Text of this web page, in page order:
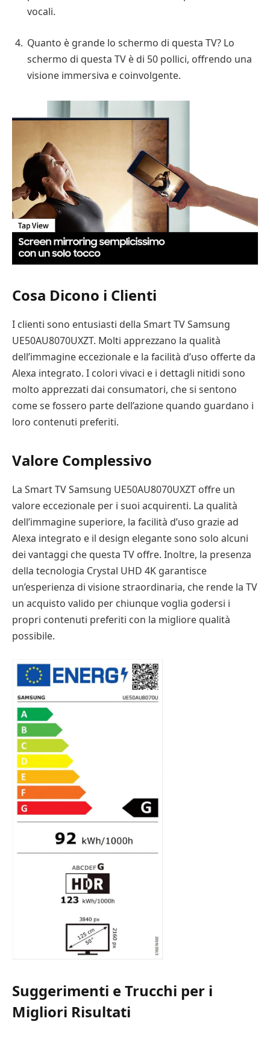
vocali.
Quanto è grande lo schermo di questa TV? Lo
schermo di questa TV è di 50 pollici, offrendo una
visione immersiva e coinvolgente.
Cosa Dicono i Clienti
I clienti sono entusiasti della Smart TV Samsung
UE50AU8070UXZT. Molti apprezzano la qualità
dell’immagine eccezionale e la facilità d’uso offerte da
Alexa integrato. I colori vivaci e i dettagli nitidi sono
molto apprezzati dai consumatori, che si sentono
come se fossero parte dell’azione quando guardano i
loro contenuti preferiti.
Valore Complessivo
La Smart TV Samsung UE50AU8070UXZT offre un
valore eccezionale per i suoi acquirenti. La qualità
dell’immagine superiore, la facilità d’uso grazie ad
Alexa integrato e il design elegante sono solo alcuni
dei vantaggi che questa TV offre. Inoltre, la presenza
della tecnologia Crystal UHD 4K garantisce
un’esperienza di visione straordinaria, che rende la TV
un acquisto valido per chiunque voglia godersi i
propri contenuti preferiti con la migliore qualità
possibile.
Suggerimenti e Trucchi per i
Migliori Risultati